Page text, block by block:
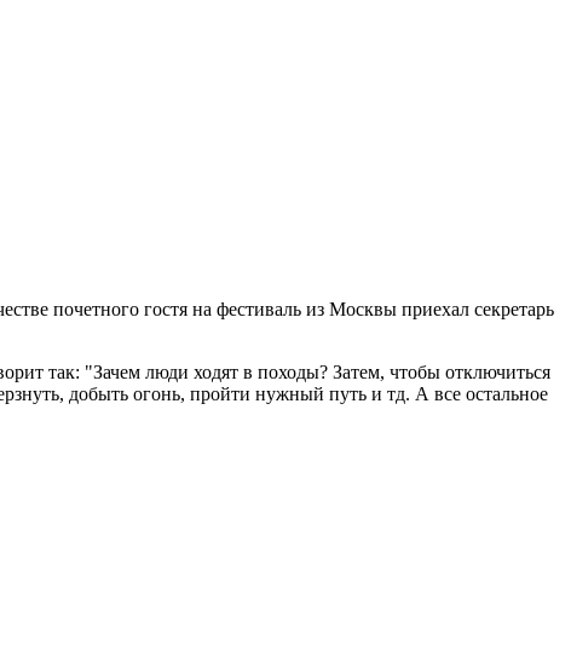
почетного гостя на фестиваль из Москвы приехал секретарь
так: "Зачем люди ходят в походы? Затем, чтобы отключиться
добыть огонь, пройти нужный путь и тд. А все остальное